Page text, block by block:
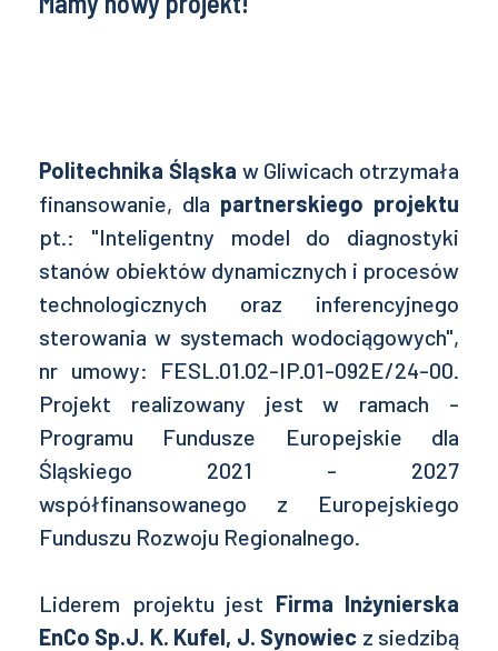
Politechnika Śląska w Gliwicach otrzymała
finansowanie, dla partnerskiego projektu
pt.: "Inteligentny model do diagnostyki
stanów obiektów dynamicznych i procesów
technologicznych oraz inferencyjnego
sterowania w systemach wodociągowych",
nr umowy: FESL.01.02-IP.01-092E/24-00.
Projekt realizowany jest w ramach -
Programu Fundusze Europejskie dla
Śląskiego 2021 - 2027
współfinansowanego z Europejskiego
Funduszu Rozwoju Regionalnego.
Liderem projektu jest Firma Inżynierska
EnCo Sp.J. K. Kufel, J. Synowiec z siedzibą